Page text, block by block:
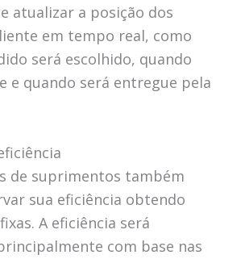
atualizar a posição dos
em tempo real, como
será escolhido, quando
e quando será entregue pela
de suprimentos também
sua eficiência obtendo
A eficiência será
com base nas